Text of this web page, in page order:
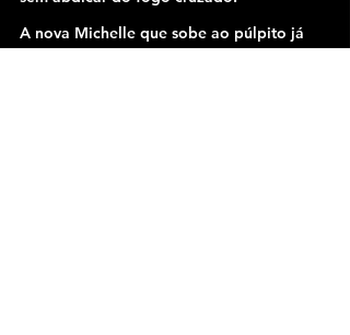
A nova Michelle que sobe ao púlpito já